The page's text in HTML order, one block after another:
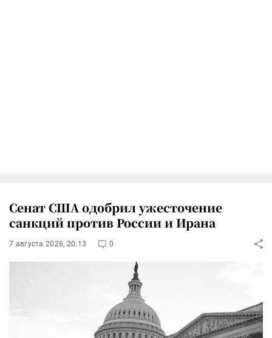
Сенат США одобрил ужесточение
санкций против России и Ирана
7 августа 2026, 20:13 0